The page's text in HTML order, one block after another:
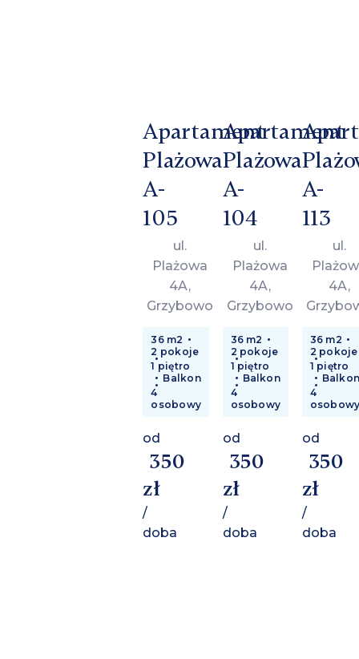
Apartament
Plażowa
A-
105
ul.
Plażowa
4A,
Grzybowo
36 m2
2 pokoje
1 piętro
Balkon
4
osobowy
od
350
zł
/
doba
Apartament
Plażowa
A-
104
ul.
Plażowa
4A,
Grzybowo
36 m2
2 pokoje
1 piętro
Balkon
4
osobowy
od
350
zł
/
doba
A-
113
ul.
4A,
36 m2
2 pokoje
1 piętro
4
od
350
zł
/
doba